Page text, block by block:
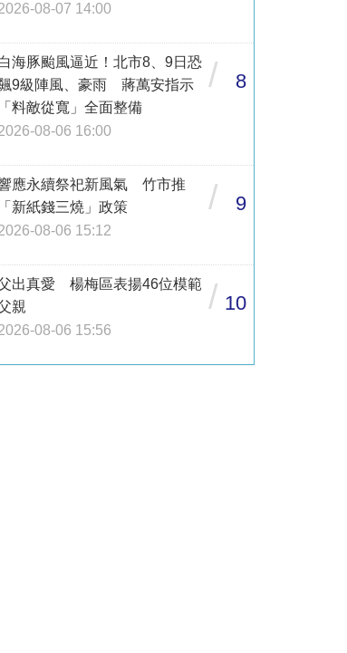
08-07 14:00
海豚颱風逼近！北市8、9日恐
9級陣風、豪雨 蔣萬安指示
「料敵從寬」全面整備
08-06 16:00
/ 8
應永續祭祀新風氣 竹市推
「新紙錢三燒」政策
08-06 15:12
/ 9
出真愛 楊梅區表揚46位模範
親
08-06 15:56
/ 10